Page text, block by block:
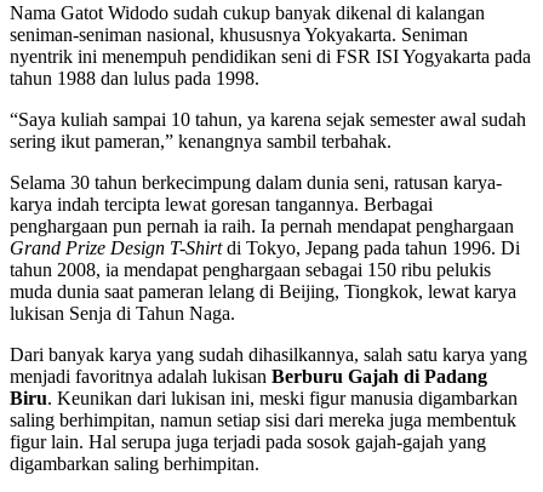
Nama Gatot Widodo sudah cukup banyak dikenal di kalangan
seniman-seniman nasional, khususnya Yokyakarta. Seniman
nyentrik ini menempuh pendidikan seni di FSR ISI Yogyakarta pada
tahun 1988 dan lulus pada 1998.
“Saya kuliah sampai 10 tahun, ya karena sejak semester awal sudah
sering ikut pameran,” kenangnya sambil terbahak.
Selama 30 tahun berkecimpung dalam dunia seni, ratusan karya-
karya indah tercipta lewat goresan tangannya. Berbagai
penghargaan pun pernah ia raih. Ia pernah mendapat penghargaan
Grand Prize Design T-Shirtdi Tokyo, Jepang pada tahun 1996. Di
tahun 2008, ia mendapat penghargaan sebagai 150 ribu pelukis
muda dunia saat pameran lelang di Beijing, Tiongkok, lewat karya
lukisan Senja di Tahun Naga.
Dari banyak karya yang sudah dihasilkannya, salah satu karya yang
menjadi favoritnya adalah lukisan Berburu Gajah di Padang
Biru. Keunikan dari lukisan ini, meski figur manusia digambarkan
saling berhimpitan, namun setiap sisi dari mere­ka juga membentuk
figur lain. Hal serupa juga terjadi pada sosok gajah-gajah yang
digambarkan saling berhimpitan.